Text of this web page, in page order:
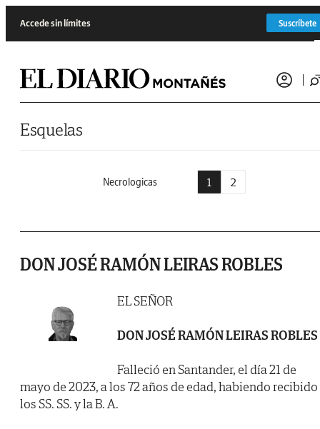
Accede sin límites Suscríbete
Esquelas
Necrologicas 1 2
DON JOSÉ RAMÓN LEIRAS ROBLES
EL SEÑOR
DON JOSÉ RAMÓN LEIRAS ROBLES
Falleció en Santander, el día 21 de
mayo de 2023, a los 72 años de edad, habiendo recibido
los SS. SS. y la B. A.